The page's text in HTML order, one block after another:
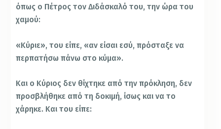
όπως ο Πέτρος τον Διδάσκαλό του, την ώρα του
χαμού:
«Κύριε», του είπε, «αν είσαι εσύ, πρόσταξε να
περπατήσω πάνω στο κύμα».
Και ο Κύριος δεν θίχτηκε από την πρόκληση, δεν
προσβλήθηκε από τη δοκιμή, ίσως και να το
χάρηκε. Και του είπε: